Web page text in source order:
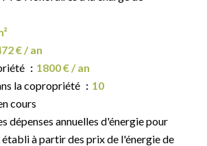
€ / an
1800 € / an
la copropriété
10
cours
dépenses annuelles d'énergie pour
établi à partir des prix de l'énergie de